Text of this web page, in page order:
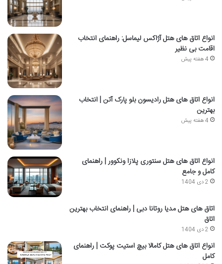
انواع اتاق های هتل آژاکس لیماسل: راهنمای انتخاب
اقامت بی نظیر
4 هفته پیش
انواع اتاق های هتل رادیسون بلو پارک آتن | انتخاب
بهترین
4 هفته پیش
انواع اتاق های هتل سنتوری پلازا ونکوور | راهنمای
کامل و جامع
2 دی 1404
اتاق‌ های هتل مدیا روتانا دبی | راهنمای انتخاب بهترین
اتاق
2 دی 1404
انواع اتاق های هتل کامالا بیچ استیت پوکت | راهنمای
کامل